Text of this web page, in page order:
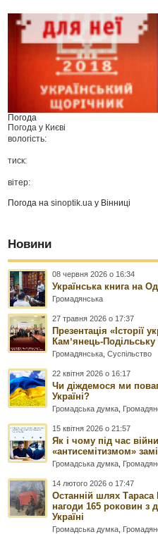
Погода
Погода у Києві
вологість:
тиск:
вітер:
Погода наsinoptik.ua у Вінниці
Новини
08 червня 2026 о 16:34
Українська книга на
Громадянська
27 травня 2026 о 17:37
Презентація «Історії
Камʼянець-Подільську
Громадянська ,Суспільство
22 квітня 2026 о 16:17
Чи діждемося ми
Україні?
Громадська думка
15 квітня 2026 о 21:57
Як і чому під час
«антисемітизмом»
Громадська думка
14 лютого 2026 о 17:47
Останній шлях
нагоди 165 роковин з
Україні
Громадська думка